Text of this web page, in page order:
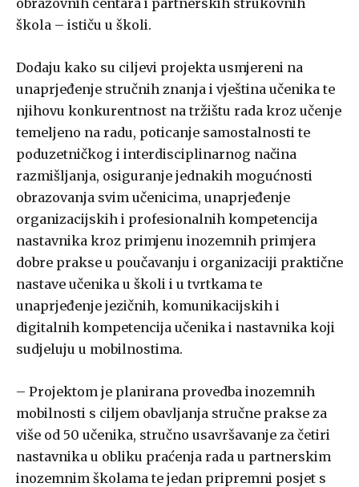
škola – ističu u školi.
Dodaju kako su ciljevi projekta usmjereni na
unaprjeđenje stručnih znanja i vještina učenika te
njihovu konkurentnost na tržištu rada kroz učenje
temeljeno na radu, poticanje samostalnosti te
poduzetničkog i interdisciplinarnog načina
razmišljanja, osiguranje jednakih mogućnosti
obrazovanja svim učenicima, unaprjeđenje
organizacijskih i profesionalnih kompetencija
nastavnika kroz primjenu inozemnih primjera
dobre prakse u poučavanju i organizaciji praktične
nastave učenika u školi i u tvrtkama te
unaprjeđenje jezičnih, komunikacijskih i
digitalnih kompetencija učenika i nastavnika koji
sudjeluju u mobilnostima.
– Projektom je planirana provedba inozemnih
mobilnosti s ciljem obavljanja stručne prakse za
više od 50 učenika, stručno usavršavanje za četiri
nastavnika u obliku praćenja rada u partnerskim
inozemnim školama te jedan pripremni posjet s